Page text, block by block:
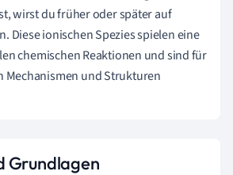
wirst du früher oder später auf
Diese ionischen Spezies spielen eine
chemischen Reaktionen und sind für
Mechanismen und Strukturen
Grundlagen